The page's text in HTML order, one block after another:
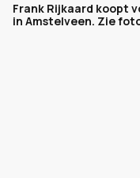
Frank Rijkaard koopt
in Amstelveen. Zie